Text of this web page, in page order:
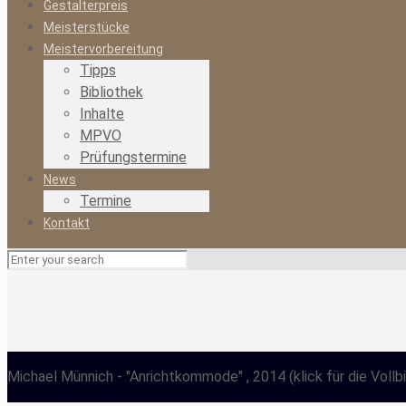
Gestalterpreis
Meisterstücke
Meistervorbereitung
Tipps
Bibliothek
Inhalte
MPVO
Prüfungstermine
News
Termine
Kontakt
Michael Münnich - "Anrichtkommode" , 2014 (klick für die